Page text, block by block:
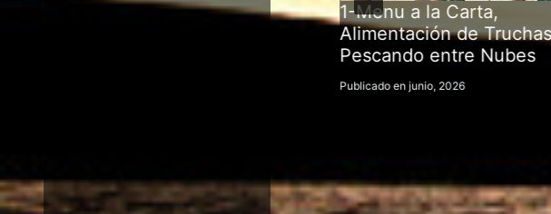
Aguas Claras Fly Fishing
1-Menu a la Carta,
Alimentación de
Pescando entre Nubes
Publicado en junio, 2026